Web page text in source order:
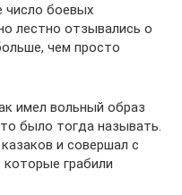
число боевых
лестно отзывались о
чем просто
имел вольный образ
было тогда называть.
и совершал с
грабили